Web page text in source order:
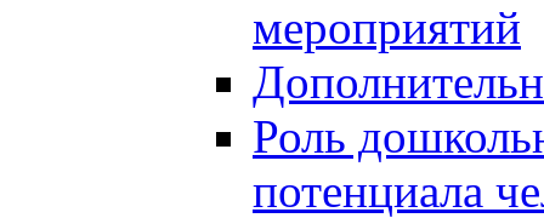
мероприятий
Роль
потенциала